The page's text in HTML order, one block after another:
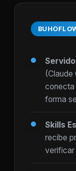
(Claude
conecta
forma
Skills
recibe
verificar